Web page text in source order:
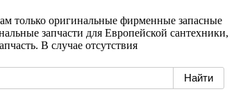
только оригинальные фирменные запасные
запчасти для Европейской сантехники,
В случае отсутствия